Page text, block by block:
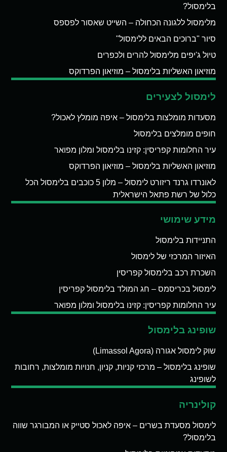
בלימסול?
מלימסול ללגונה הכחולה – השייט שאסור לפספס
סיור "ברוכים הבאים ללימסול"
טיול ג'יפים מלימסול להרים ולכפרים
מוזיאון האשליות בלימסול – מוזיאון הפרדוקס
לימסול לצעירים
מסעדות מומלצות בלימסול – איפה מומלץ לאכול?
חופים מומלצים בלימסול
עיר החלומות קפריסין: קזינו בלימסול ומלון מפואר
מוזיאון האשליות בלימסול – מוזיאון הפרדוקס
לאונרדו גרנד ריזורט לימסול – מלון 5 כוכבים בלימסול הכל
כלול של רשת פתאל הישראלית
מידע שימושי
התניידות בלימסול
האיזור המרכזי של לימסול
השכרת רכב בלימסול קפריסין
לימסול בכריסמס – חג המולד בלימסול קפריסין
עיר החלומות קפריסין: קזינו בלימסול ומלון מפואר
שופינג בלימסול
שוק לימסול אגורה (Limassol Agora)
שופינג בלימסול – מרכזי קניות, קניון, חנויות מומלצות, רחובות
לשופינג
קולינריה
לימסול מסעדת בשרים – איפה לאכול סטייק או המבורגר שווה
בלימסול?